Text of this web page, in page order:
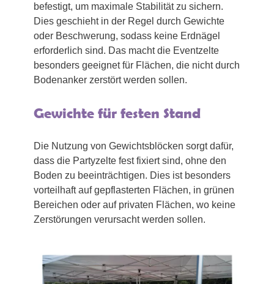
befestigt, um maximale Stabilität zu sichern.
Dies geschieht in der Regel durch Gewichte
oder Beschwerung, sodass keine Erdnägel
erforderlich sind. Das macht die Eventzelte
besonders geeignet für Flächen, die nicht durch
Bodenanker zerstört werden sollen.
Gewichte für festen Stand
Die Nutzung von Gewichtsblöcken sorgt dafür,
dass die Partyzelte fest fixiert sind, ohne den
Boden zu beeinträchtigen. Dies ist besonders
vorteilhaft auf gepflasterten Flächen, in grünen
Bereichen oder auf privaten Flächen, wo keine
Zerstörungen verursacht werden sollen.